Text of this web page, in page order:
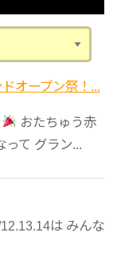
オープン祭！...
おたちゅう赤
って グラン...
は みんな